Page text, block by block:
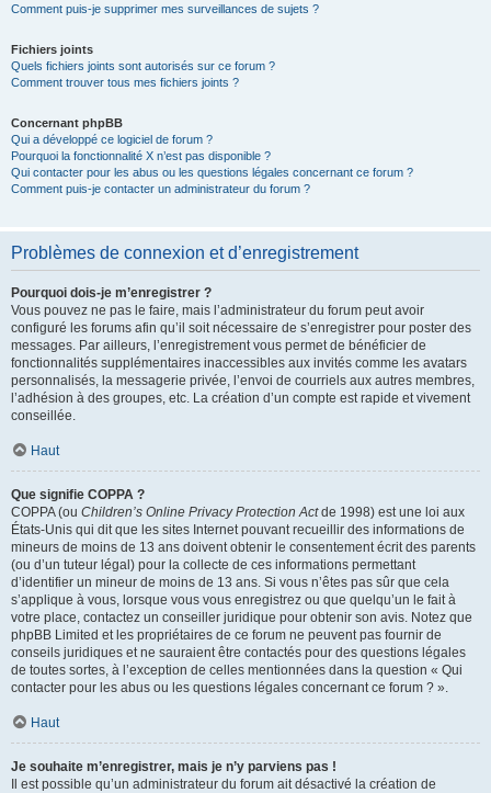
Comment puis-je supprimer mes surveillances de sujets ?
Fichiers joints
Quels fichiers joints sont autorisés sur ce forum ?
Comment trouver tous mes fichiers joints ?
Concernant phpBB
Qui a développé ce logiciel de forum ?
Pourquoi la fonctionnalité X n’est pas disponible ?
Qui contacter pour les abus ou les questions légales concernant ce forum ?
Comment puis-je contacter un administrateur du forum ?
Problèmes de connexion et d’enregistrement
Pourquoi dois-je m’enregistrer ?
Vous pouvez ne pas le faire, mais l’administrateur du forum peut avoir
configuré les forums afin qu’il soit nécessaire de s’enregistrer pour poster des
messages. Par ailleurs, l’enregistrement vous permet de bénéficier de
fonctionnalités supplémentaires inaccessibles aux invités comme les avatars
personnalisés, la messagerie privée, l’envoi de courriels aux autres membres,
l’adhésion à des groupes, etc. La création d’un compte est rapide et vivement
conseillée.
Haut
Que signifie COPPA ?
COPPA (ou Children’s Online Privacy Protection Actde 1998) est une loi aux
États-Unis qui dit que les sites Internet pouvant recueillir des informations de
mineurs de moins de 13 ans doivent obtenir le consentement écrit des parents
(ou d’un tuteur légal) pour la collecte de ces informations permettant
d’identifier un mineur de moins de 13 ans. Si vous n’êtes pas sûr que cela
s’applique à vous, lorsque vous vous enregistrez ou que quelqu’un le fait à
votre place, contactez un conseiller juridique pour obtenir son avis. Notez que
phpBB Limited et les propriétaires de ce forum ne peuvent pas fournir de
conseils juridiques et ne sauraient être contactés pour des questions légales
de toutes sortes, à l’exception de celles mentionnées dans la question « Qui
contacter pour les abus ou les questions légales concernant ce forum ? ».
Haut
Je souhaite m’enregistrer, mais je n’y parviens pas !
Il est possible qu’un administrateur du forum ait désactivé la création de